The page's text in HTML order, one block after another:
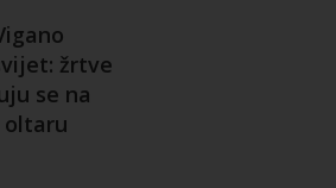
žrtve
se na
oltaru